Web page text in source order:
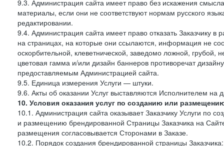
9.3. Администрация сайта имеет право без искажения
материалы, если они не соответствуют нормам русского
редактировании.
9.4. Администрация сайта имеет право отказать
на страницах, на которые они ссылаются, информация не
оскорбительной, клеветнической, заведомо ложной,
цветовая гамма и/или дизайн баннеров противоречат
предоставляемым Администрацией сайта.
9.5. Единица измерения Услуги — штуки.
9.6. Акты об оказании Услуг выставляются Исполнителем на
10. Условия оказания услуг по созданию или
10.1. Администрация сайта оказывает Заказчику Услуги по
и размещению брендированной Страницы Заказчика на
размещения согласовывается Сторонами в Заказе.
10.2. Порядок создания брендированной страницы Заказчика: